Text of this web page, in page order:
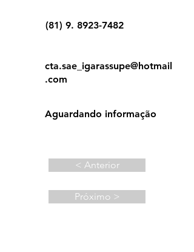
(81) 9. 8923-7482
cta.sae_igarassupe@hotmail
.com
Aguardando informação
< Anterior
Próximo >